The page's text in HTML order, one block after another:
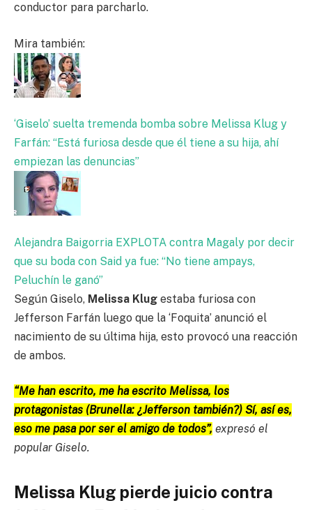
conductor para parcharlo.
Mira también:
‘Giselo’ suelta tremenda bomba sobre Melissa Klug y
Farfán: “Está furiosa desde que él tiene a su hija, ahí
empiezan las denuncias”
Alejandra Baigorria EXPLOTA contra Magaly por decir
que su boda con Said ya fue: “No tiene ampays,
Peluchín le ganó”
Según Giselo, Melissa Klug estaba furiosa con
Jefferson Farfán luego que la ‘Foquita’ anunció el
nacimiento de su última hija, esto provocó una reacción
de ambos.
“Me han escrito, me ha escrito Melissa, los
protagonistas (Brunella: ¿Jefferson también?) Sí, así es,
eso me pasa por ser el amigo de todos”, expresó el
popular Giselo.
Melissa Klug pierde juicio contra